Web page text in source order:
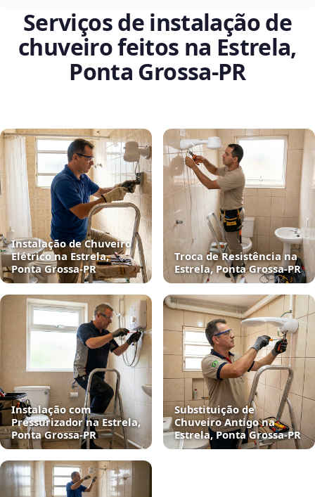
Serviços de instalação de
chuveiro feitos na Estrela,
Ponta Grossa‑PR
Instalação de Chuveiro
Elétrico na Estrela,
Ponta Grossa‑PR
Troca de Resistência na
Estrela, Ponta Grossa‑PR
Instalação com
Pressurizador na Estrela,
Ponta Grossa‑PR
Substituição de
Chuveiro Antigo na
Estrela, Ponta Grossa‑PR